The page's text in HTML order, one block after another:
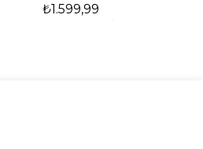
₺1.599,99